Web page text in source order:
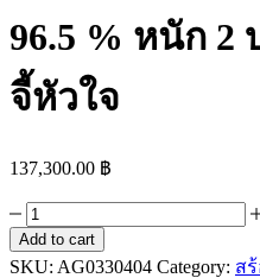
96.5 % หนัก 2
จี้หัวใจ
137,300.00 ฿
Asiagold
สร้อย
ข้อ
Add to cart
SKU: AG0330404 Category: ส